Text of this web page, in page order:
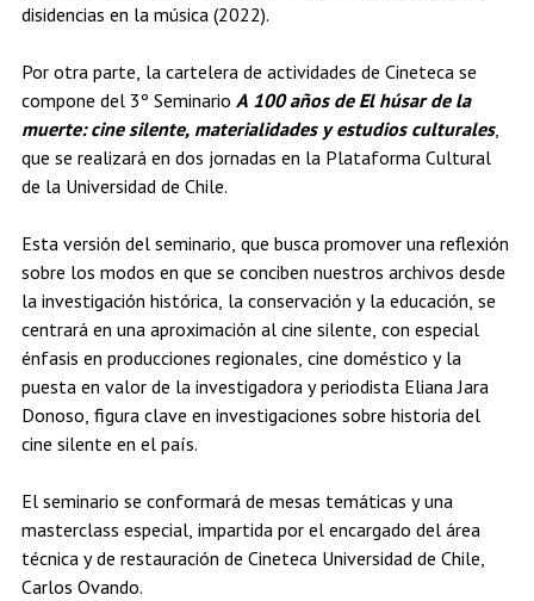
disidencias en la música (2022).
Por otra parte, la cartelera de actividades de Cineteca se
compone del 3º Seminario A 100 años de El húsar de la
muerte: cine silente, materialidades y estudios culturales,
que se realizará en dos jornadas en la Plataforma Cultural
de la Universidad de Chile.
Esta versión del seminario, que busca promover una reflexión
sobre los modos en que se conciben nuestros archivos desde
la investigación histórica, la conservación y la educación, se
centrará en una aproximación al cine silente, con especial
énfasis en producciones regionales, cine doméstico y la
puesta en valor de la investigadora y periodista Eliana Jara
Donoso, figura clave en investigaciones sobre historia del
cine silente en el país.
El seminario se conformará de mesas temáticas y una
masterclass especial, impartida por el encargado del área
técnica y de restauración de Cineteca Universidad de Chile,
Carlos Ovando.